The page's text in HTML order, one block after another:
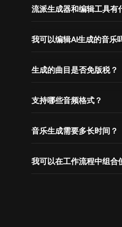
流派生成器和编辑工具有
我可以编辑AI生成的音乐
生成的曲目是否免版税？
支持哪些音频格式？
音乐生成需要多长时间？
我可以在工作流程中组合